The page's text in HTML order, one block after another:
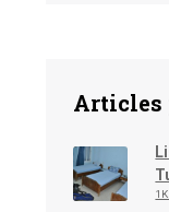
Articles